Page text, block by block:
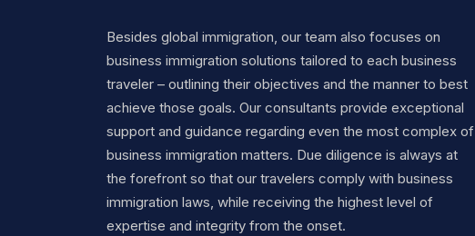
Besides global immigration, our team also focuses on
business immigration solutions tailored to each business
traveler – outlining their objectives and the manner to best
achieve those goals. Our consultants provide exceptional
support and guidance regarding even the most complex of
business immigration matters. Due diligence is always at
the forefront so that our travelers comply with business
immigration laws, while receiving the highest level of
expertise and integrity from the onset.